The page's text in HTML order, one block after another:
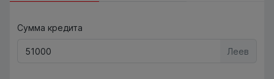
Сумма кредита
Леев